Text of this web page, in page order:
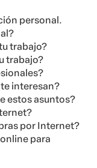
personal.
trabajo?
trabajo?
interesan?
estos asuntos?
por Internet?
para